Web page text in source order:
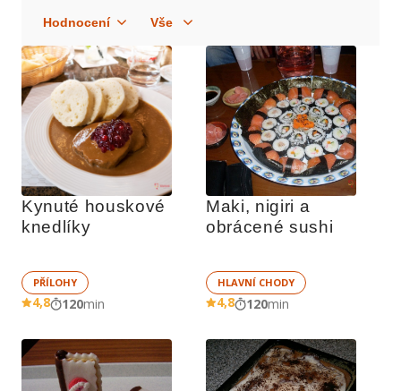
Kynuté houskové
knedlíky
PŘÍLOHY
4,8 120min
Maki, nigiri a
obrácené sushi
HLAVNÍ CHODY
4,8 120min